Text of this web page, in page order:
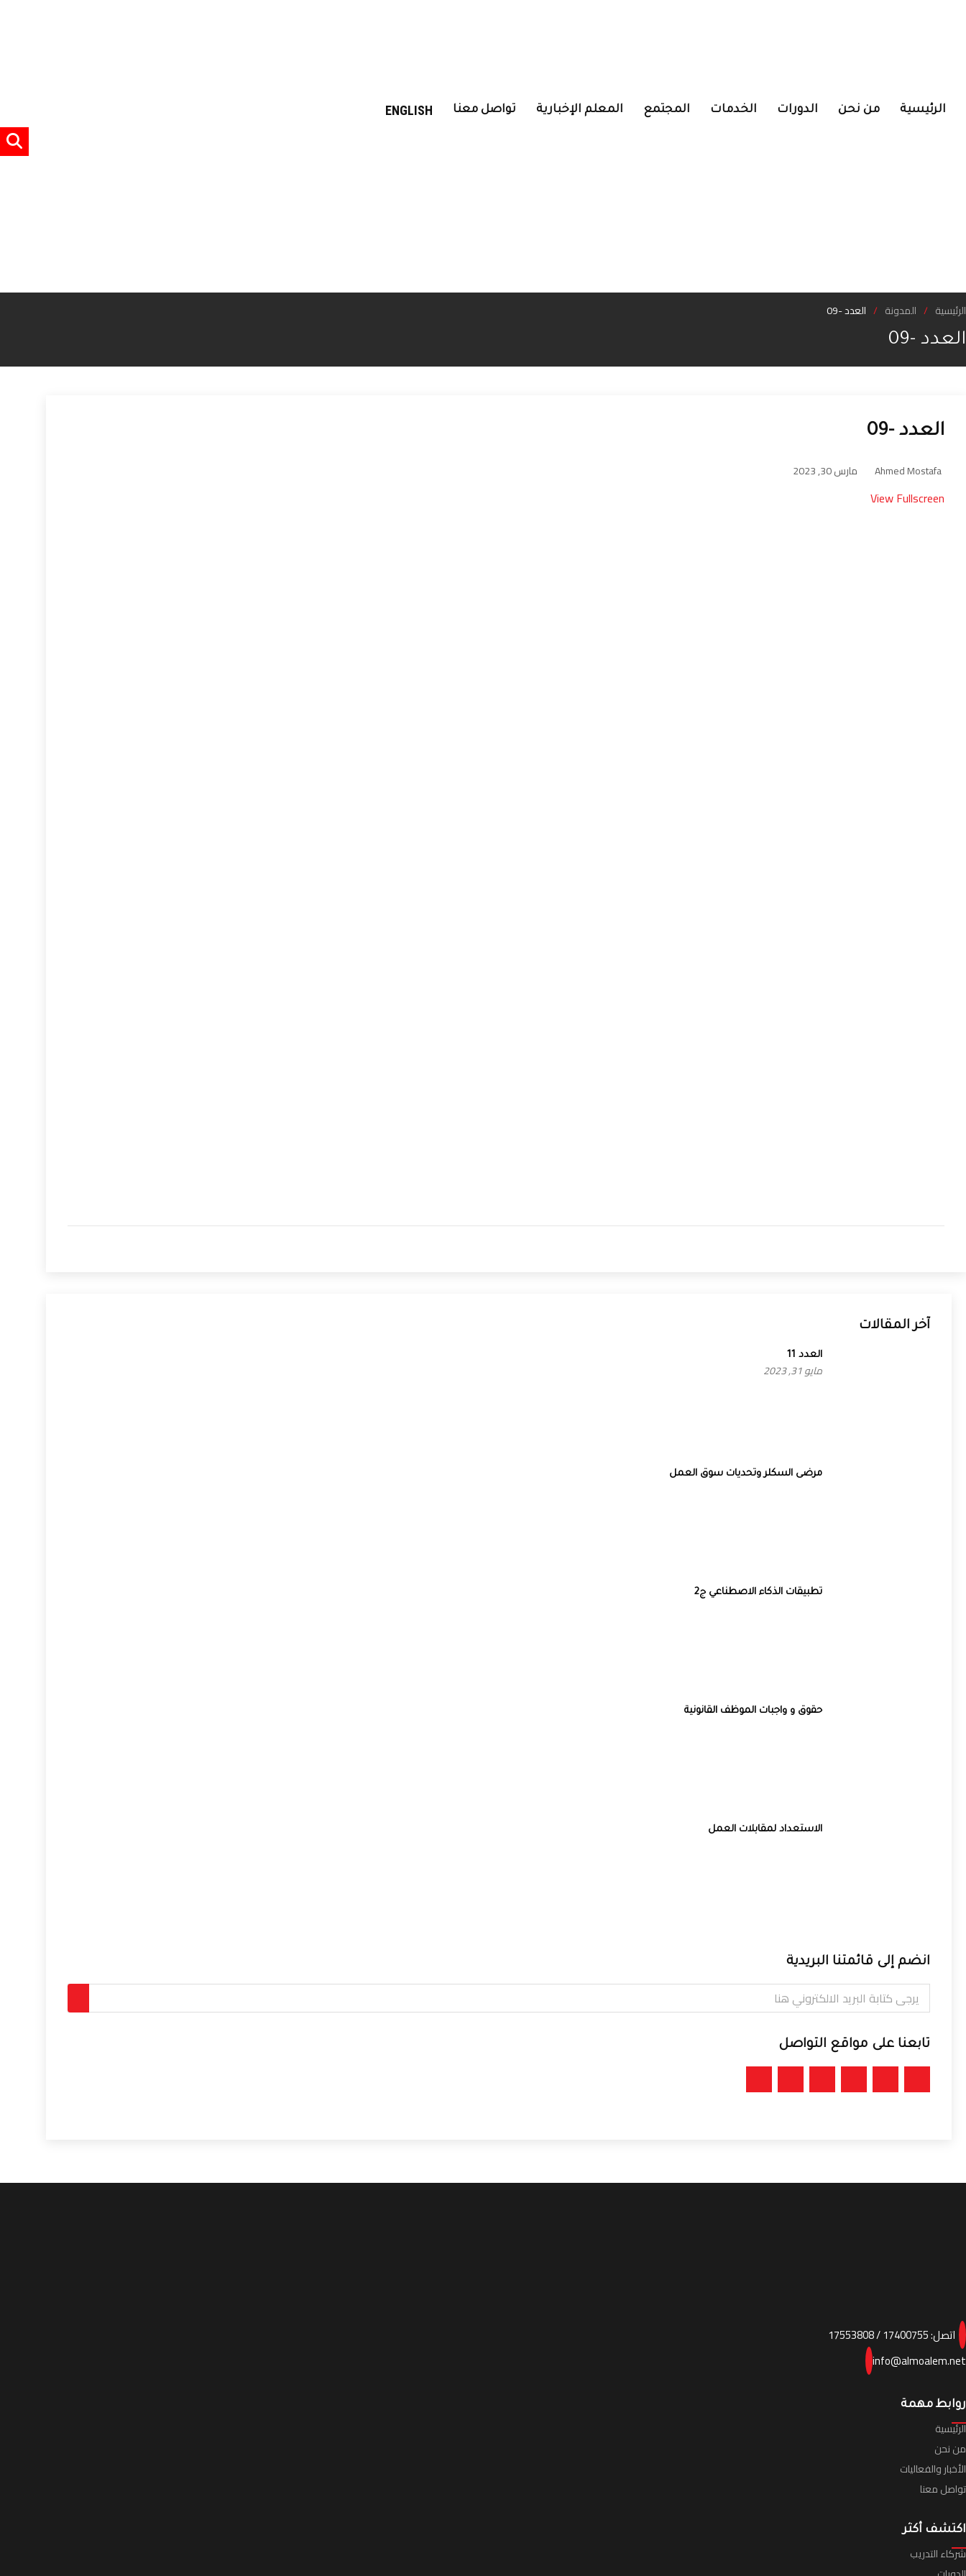
الرئيسية من نحن الدورات الخدمات المجتمع المعلم الإخبارية تواصل معنا ENGLISH
الرئيسية المدونة العدد -09
العدد -09
العدد -09
Ahmed Mostafa مارس 30, 2023
View Fullscreen
آخر المقالات
العدد 11
مايو 31, 2023
مرضى السكلر وتحديات سوق العمل
تطبيقات الذكاء الاصطناعي ج2
حقوق و واجبات الموظف القانونية
الاستعداد لمقابلات العمل
انضم إلى قائمتنا البريدية
تابعنا على مواقع التواصل
اتصل:17400755
/
17553808
info@almoalem.net
روابط مهمة
الرئيسية
من نحن
الأخبار والفعاليات
تواصل معنا
اكتشف أكثر
شركاء التدريب